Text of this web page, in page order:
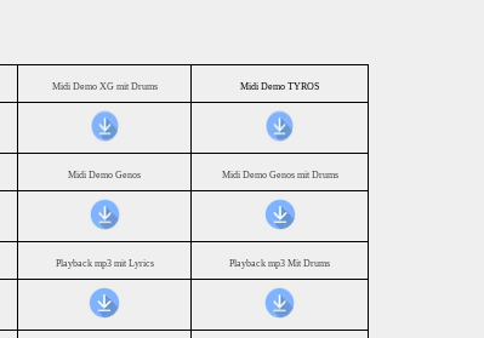
Midi Demo XG mit Drums Midi Demo TYROS
Midi Demo Genos Midi Demo Genos mit Drums
Playback mp3 mit Lyrics Playback mp3 Mit Drums